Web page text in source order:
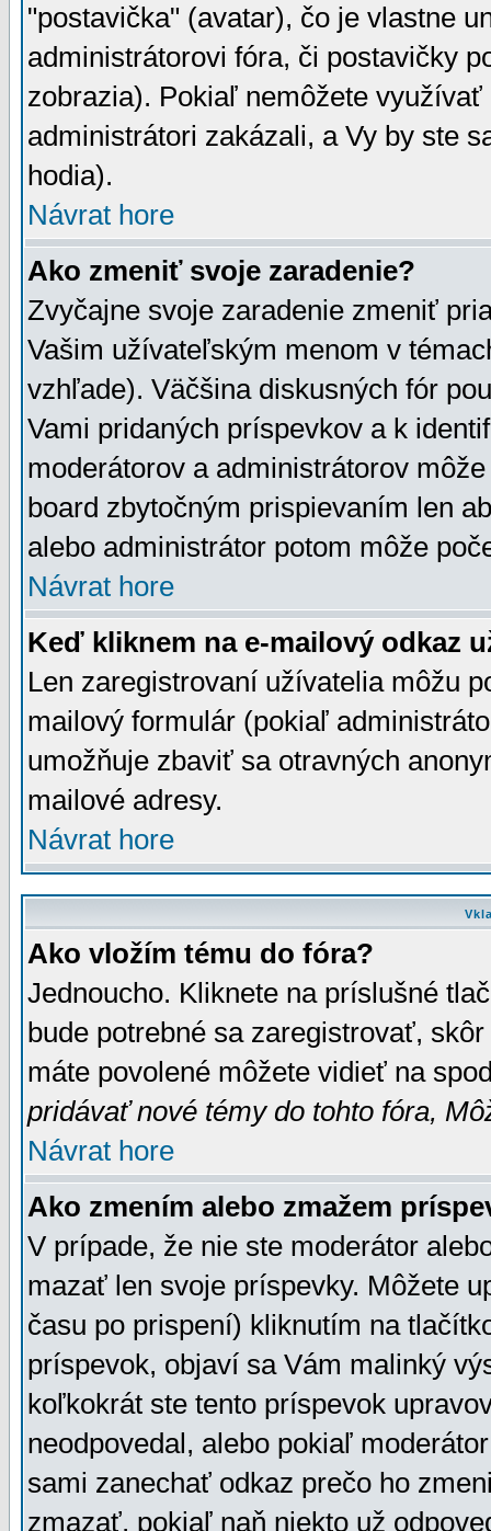
"postavička" (avatar), čo je vlastne
administrátorovi fóra, či postavičky
zobrazia). Pokiaľ nemôžete
administrátori zakázali, a Vy by ste
hodia).
Návrat hore
Ako zmeniť svoje zaradenie?
Zvyčajne svoje zaradenie zmeniť
Vašim užívateľským menom v
vzhľade). Väčšina diskusných fór
Vami pridaných príspevkov a k
moderátorov a administrátorov
board zbytočným prispievaním len
alebo administrátor potom môže
Návrat hore
Keď kliknem na e-mailový odkaz
Len zaregistrovaní užívatelia môžu
mailový formulár (pokiaľ
umožňuje zbaviť sa otravných
mailové adresy.
Návrat hore
Ako vložím tému do fóra?
Jednoucho. Kliknete na príslušné
bude potrebné sa zaregistrovať,
máte povolené môžete vidieť na
pridávať nové témy do tohto fóra,
Návrat hore
Ako zmením alebo zmažem
V prípade, že nie ste moderátor
mazať len svoje príspevky. Môžete
času po prispení) kliknutím na
príspevok, objaví sa Vám malinký
koľkokrát ste tento príspevok
neodpovedal, alebo pokiaľ
sami zanechať odkaz prečo ho
zmazať, pokiaľ naň niekto už